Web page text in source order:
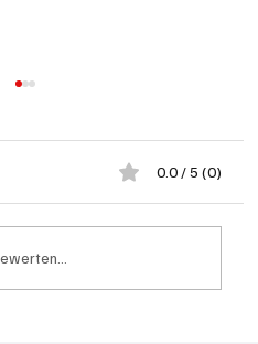
0.0 / 5 (0)